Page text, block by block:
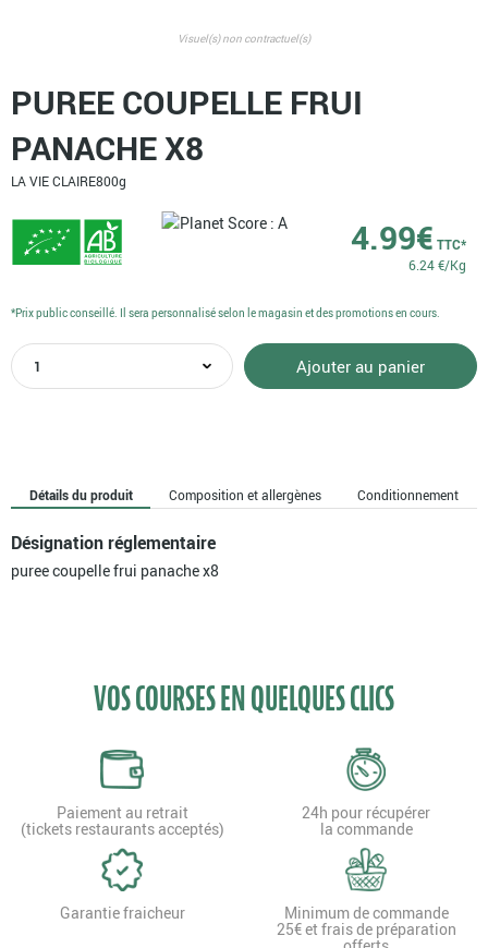
Visuel(s) non contractuel(s)
PUREE COUPELLE FRUI
PANACHE X8
LA VIE CLAIRE800g
4.99€ TTC*
6.24 €/Kg
quantité
de
Ajouter au panier
*Prix public conseillé. Il sera personnalisé selon le magasin et des promotions en cours.
Détails du produit Composition et allergènes Conditionnement
Désignation réglementaire
puree coupelle frui panache x8
VOS COURSES EN QUELQUES CLICS
Paiement au retrait
(tickets restaurants acceptés)
24h pour récupérer
la commande
Garantie fraicheur Minimum de commande
25€ et frais de préparation